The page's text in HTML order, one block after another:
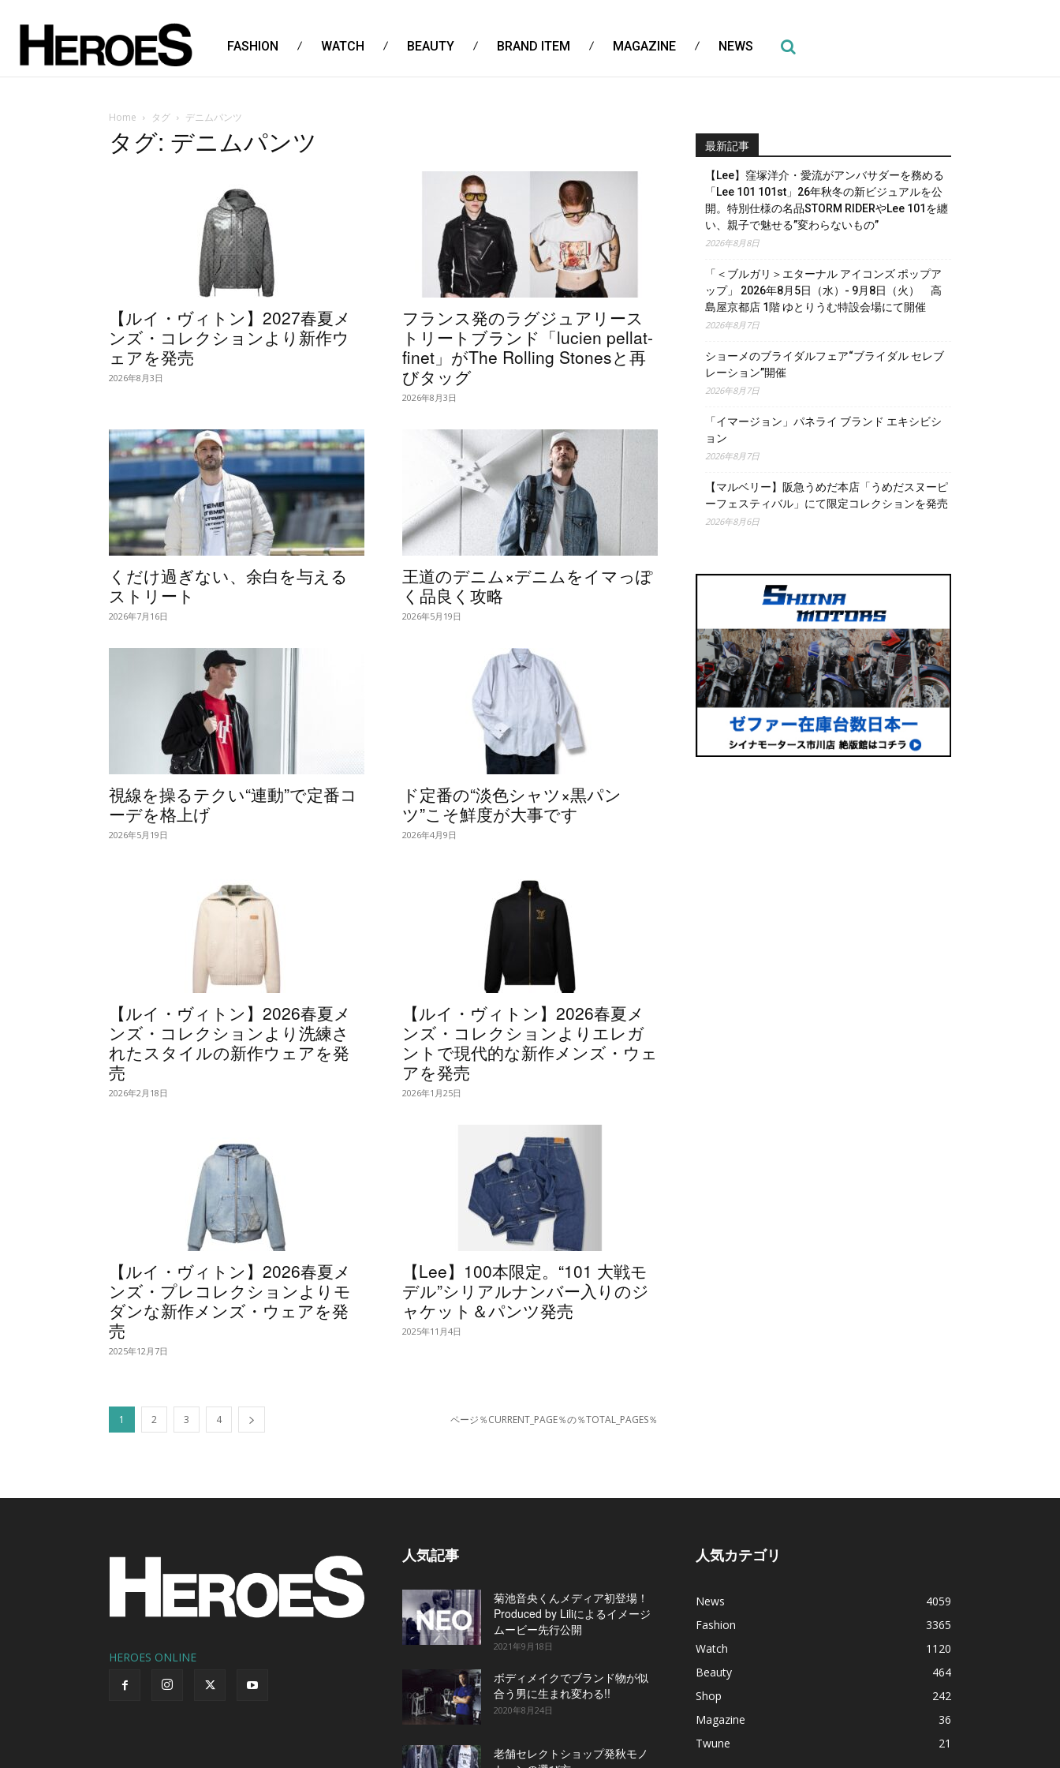
FASHION WATCH BEAUTY BRAND ITEM MAGAZINE NEWS
Home タグ デニムパンツ
タグ: デニムパンツ
【ルイ・ヴィトン】2027春夏メ
ンズ・コレクションより新作ウ
ェアを発売
2026年8月3日
フランス発のラグジュアリース
トリートブランド「lucien pellat-
finet」がThe Rolling Stonesと再
びタッグ
2026年8月3日
くだけ過ぎない、余白を与える
ストリート
2026年7月16日
王道のデニム×デニムをイマっぽ
く品良く攻略
2026年5月19日
視線を操るテクい“連動”で定番コ
ーデを格上げ
2026年5月19日
ド定番の“淡色シャツ×黒パン
ツ”こそ鮮度が大事です
2026年4月9日
【ルイ・ヴィトン】2026春夏メ
ンズ・コレクションより洗練さ
れたスタイルの新作ウェアを発
売
2026年2月18日
【ルイ・ヴィトン】2026春夏メ
ンズ・コレクションよりエレガ
ントで現代的な新作メンズ・ウェ
アを発売
2026年1月25日
【ルイ・ヴィトン】2026春夏メ
ンズ・プレコレクションよりモ
ダンな新作メンズ・ウェアを発
売
2025年12月7日
【Lee】100本限定。“101 大戦モ
デル”シリアルナンバー入りのジ
ャケット＆パンツ発売
2025年11月4日
1 2 3 4 ページ％CURRENT_PAGE％の％TOTAL_PAGES％
最新記事
【Lee】窪塚洋介・愛流がアンバサダーを務める
「Lee 101 101st」26年秋冬の新ビジュアルを公
開。特別仕様の名品STORM RIDERやLee 101を纏
い、親子で魅せる”変わらないもの”
2026年8月8日
「＜ブルガリ＞エターナル アイコンズ ポップア
ップ」 2026年8月5日（水）- 9月8日（火） 高
島屋京都店 1階 ゆとりうむ特設会場にて開催
2026年8月7日
ショーメのブライダルフェア“ブライダル セレブ
レーション”開催
2026年8月7日
「イマージョン」パネライ ブランド エキシビシ
ョン
2026年8月7日
【マルベリー】阪急うめだ本店「うめだスヌーピ
ーフェスティバル」にて限定コレクションを発売
2026年8月6日
HEROES ONLINE
人気記事
菊池音央くんメディア初登場！
Produced by Liliによるイメージ
ムービー先行公開
2021年9月18日
ボディメイクでブランド物が似
合う男に生まれ変わる!!
2020年8月24日
老舗セレクトショップ発秋モノ
人気カテゴリ
News
4059
Fashion
3365
Watch
1120
Beauty
464
Shop
242
Magazine
36
Twune
21